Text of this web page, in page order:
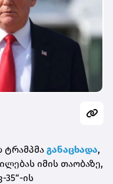
ტრამპმა განაცხადა,
იმის თაობაზე,
ის